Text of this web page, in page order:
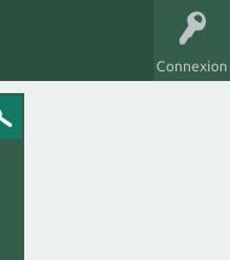
Connexion